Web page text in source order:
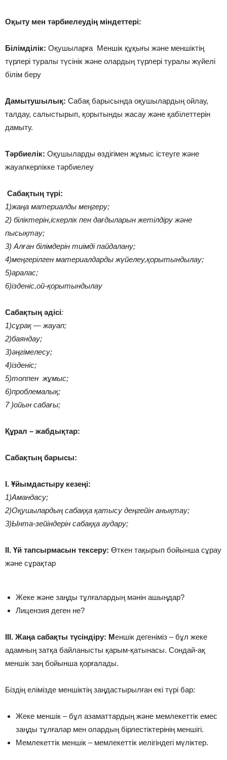
Оқыту мен тәрбиелеудің міндеттері:
Білімділік: Оқушыларға Меншік құқығы және меншіктің
түрлері туралы түсінік және олардың түрлері туралы жүйелі
білім беру
Дамытушылық: Сабақ барысында оқушылардың ойлау,
талдау, салыстырып, қорытынды жасау және қабілеттерін
дамыту.
Тәрбиелік: Оқушыларды өздігімен жұмыс істеуге және
жауапкерлікке тәрбиелеу
Сабақтың түрі:
1)жаңа материалды меңгеру;
2) біліктерін,іскерлік пен дағдыларын жетілдіру және
пысықтау;
3) Алған білімдерін тиімді пайдалану;
4)меңгерілген материалдарды жүйелеу,қорытындылау;
5)аралас;
6)ізденіс,ой-қорытындылау
Сабақтың әдісі:
1)сұрақ — жауап;
2)баяндау;
3)әңгімелесу;
4)ізденіс;
5)топпен жұмыс;
6)проблемалық;
7 )ойын сабағы;
Құрал – жабдықтар:
Сабақтың барысы:
І. Ұйымдастыру кезеңі:
1)Амандасу;
2)Оқушылардың сабаққа қатысу деңгейін анықтау;
3)Ынта-зейіндерін сабаққа аудару;
ІІ. Үй тапсырмасын тексеру: Өткен тақырып бойынша сұрау
және сұрақтар
Жеке және заңды тұлғалардың мәнін ашыңдар?
Лицензия деген не?
ІІІ. Жаңа сабақты түсіндіру: Меншік дегеніміз – бұл жеке
адамның затқа байланысты қарым-қатынасы. Сондай-ақ
меншік заң бойынша қорғалады.
Біздің елімізде меншіктің заңдастырылған екі түрі бар:
Жеке меншік – бұл азаматтардың және мемлекеттік емес
заңды тұлғалар мен олардың бірлестіктерінің меншігі.
Мемлекеттік меншік – мемлекеттік иелігіндегі мүліктер.